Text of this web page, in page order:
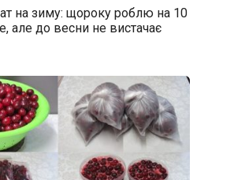
на зиму: щороку роблю на 10
але до весни не вистачає